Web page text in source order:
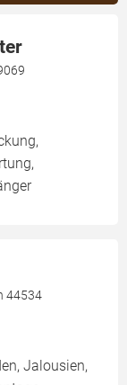
44534
Jalousien,